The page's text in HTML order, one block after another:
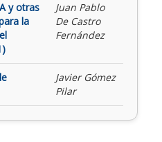
y otras
la
Juan Pablo
De Castro
Fernández
Javier Gómez
Pilar